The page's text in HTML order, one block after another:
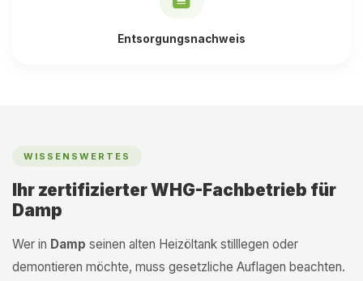
Entsorgungsnachweis
WISSENSWERTES
Ihr zertifizierter WHG-Fachbetrieb für
Damp
Wer in Damp seinen alten Heizöltank stilllegen oder
demontieren möchte, muss gesetzliche Auflagen beachten.